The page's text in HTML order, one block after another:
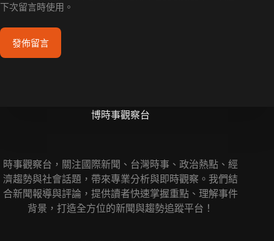
下次留言時使用。
發佈留言
博時事觀察台
時事觀察台，關注國際新聞、台灣時事、政治熱點、經
濟趨勢與社會話題，帶來專業分析與即時觀察。我們結
合新聞報導與評論，提供讀者快速掌握重點、理解事件
背景，打造全方位的新聞與趨勢追蹤平台！